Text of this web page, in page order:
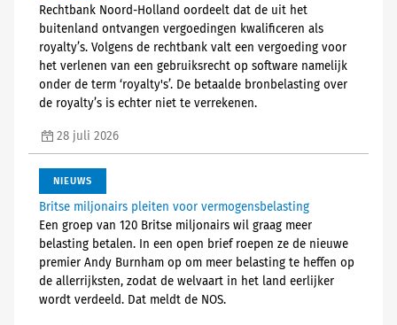
Rechtbank Noord-Holland oordeelt dat de uit het
buitenland ontvangen vergoedingen kwalificeren als
royalty’s. Volgens de rechtbank valt een vergoeding voor
het verlenen van een gebruiksrecht op software namelijk
onder de term ‘royalty's’. De betaalde bronbelasting over
de royalty’s is echter niet te verrekenen.
28 juli 2026
NIEUWS
Britse miljonairs pleiten voor vermogensbelasting
Een groep van 120 Britse miljonairs wil graag meer
belasting betalen. In een open brief roepen ze de nieuwe
premier Andy Burnham op om meer belasting te heffen op
de allerrijksten, zodat de welvaart in het land eerlijker
wordt verdeeld. Dat meldt de NOS.